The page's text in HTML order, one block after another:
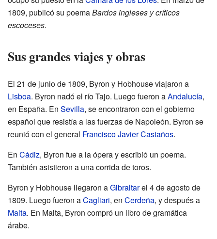
1809, publicó su poemaBardos ingleses y críticos
escoceses.
Sus grandes viajes y obras
El 21 de junio de 1809, Byron y Hobhouse viajaron a
Lisboa. Byron nadó el río Tajo. Luego fueron aAndalucía,
en España. En Sevilla, se encontraron con el gobierno
español que resistía a las fuerzas de Napoleón. Byron se
reunió con el general Francisco Javier Castaños.
En Cádiz, Byron fue a la ópera y escribió un poema.
También asistieron a una corrida de toros.
Byron y Hobhouse llegaron aGibraltarel 4 de agosto de
1809. Luego fueron aCagliari, en Cerdeña, y después a
Malta. En Malta, Byron compró un libro de gramática
árabe.